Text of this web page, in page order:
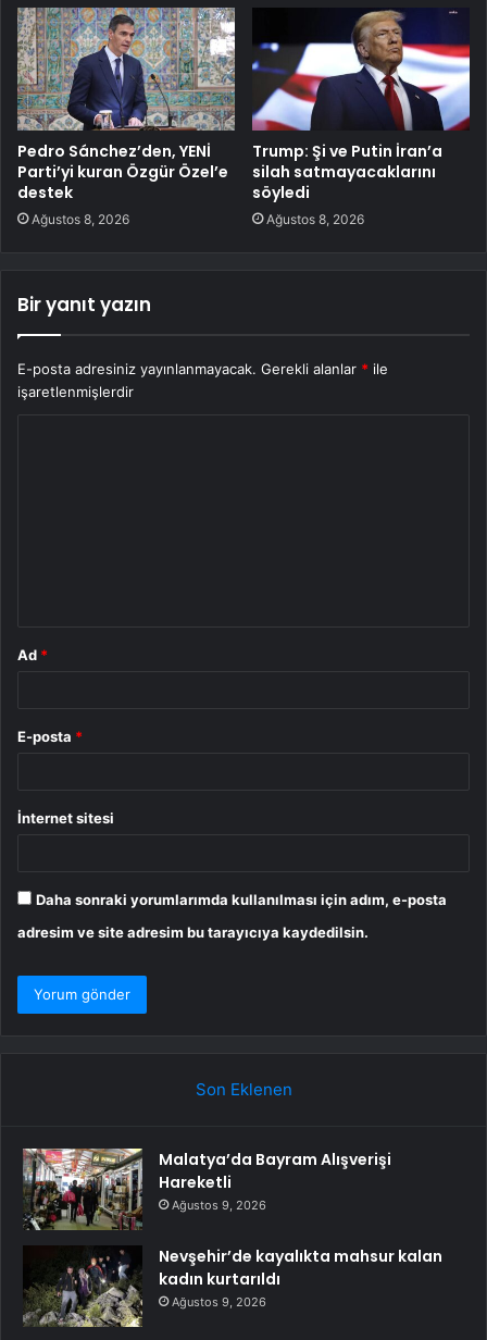
Pedro Sánchez’den, YENİ
Parti’yi kuran Özgür Özel’e
destek
Ağustos 8, 2026
Trump: Şi ve Putin İran’a
silah satmayacaklarını
söyledi
Ağustos 8, 2026
Bir yanıt yazın
E-posta adresiniz yayınlanmayacak. Gerekli alanlar * ile
işaretlenmişlerdir
Ad *
E-posta *
İnternet sitesi
Daha sonraki yorumlarımda kullanılması için adım, e-posta
adresim ve site adresim bu tarayıcıya kaydedilsin.
Son Eklenen
Malatya’da Bayram Alışverişi
Hareketli
Ağustos 9, 2026
Nevşehir’de kayalıkta mahsur kalan
kadın kurtarıldı
Ağustos 9, 2026